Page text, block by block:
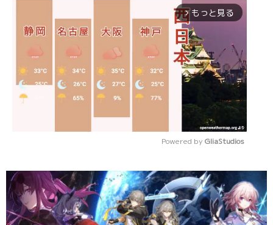
arrow_forward_ios もっと見る
Powered by GliaStudios